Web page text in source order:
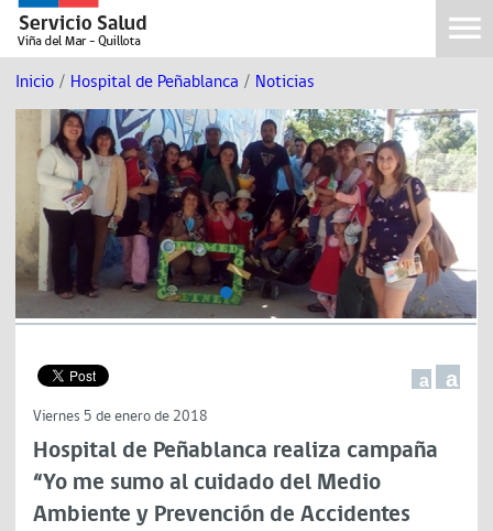
Inicio / Hospital de Peñablanca / Noticias
a a
Viernes 5 de enero de 2018
Hospital de Peñablanca realiza campaña
“Yo me sumo al cuidado del Medio
Ambiente y Prevención de Accidentes